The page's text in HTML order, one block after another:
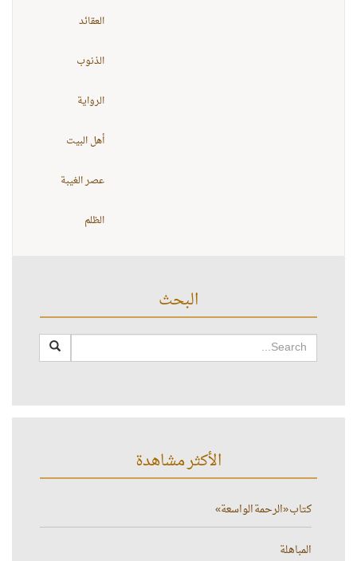
العقائد
الذنوب
الرواية
أهل البيت
عصر الغيبة
الظلم
البحث
الأكثر مشاهدة
كتاب «الرحمة الواسعة»
المباهلة